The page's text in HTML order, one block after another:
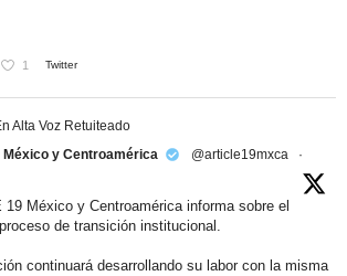
1 Twitter
Alta Voz Retuiteado
México y Centroamérica
@article19mxca
·
19 México y Centroamérica informa sobre el
de transición institucional.
continuará desarrollando su labor con la misma